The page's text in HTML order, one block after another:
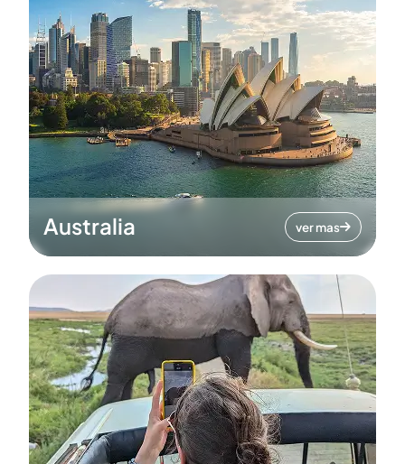
Australia ver mas